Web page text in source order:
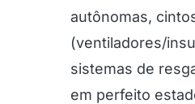
autônomas,
(ventiladores/
sistemas de
em perfeito